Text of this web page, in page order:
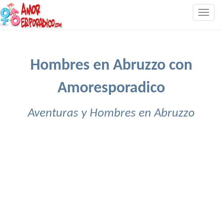
Hombres en Abruzzo con
Amoresporadico
Aventuras y Hombres en Abruzzo